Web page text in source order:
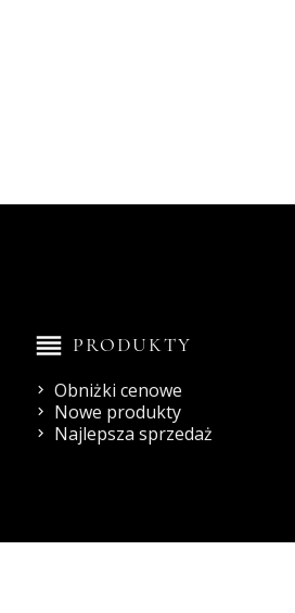
reorder PRODUKTY
Obniżki cenowe
Nowe produkty
Najlepsza sprzedaż